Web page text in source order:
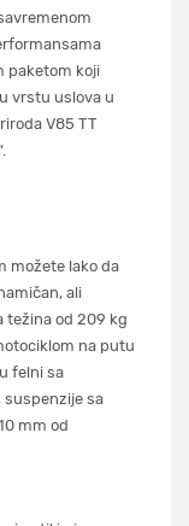
paketom koji
vrstu uslova u
V85 TT
možete lako da
ali
težina od 209 kg
na putu
felni sa
suspenzije sa
mm od